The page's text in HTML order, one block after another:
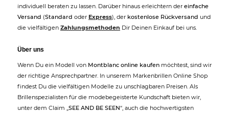
individuell beraten zu lassen. Darüber hinaus erleichtern der einfache
Versand (Standard oder Express), der kostenlose Rückversand und
die vielfältigen Zahlungsmethoden Dir Deinen Einkauf bei uns.
Über uns
Wenn Du ein Modell von Montblanc online kaufen möchtest, sind wir
der richtige Ansprechpartner. In unserem Markenbrillen Online Shop
findest Du die vielfältigen Modelle zu unschlagbaren Preisen. Als
Brillenspezialisten für die modebegeisterte Kundschaft bieten wir,
unter dem Claim „SEE AND BE SEEN“, auch die hochwertigsten